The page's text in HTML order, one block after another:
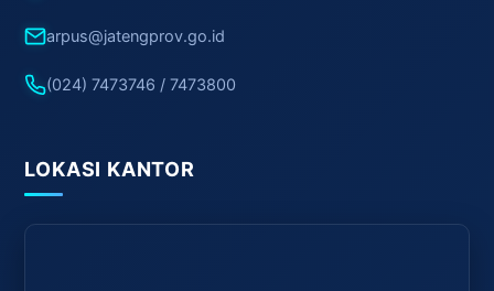
arpus@jatengprov.go.id
(024) 7473746 / 7473800
LOKASI KANTOR